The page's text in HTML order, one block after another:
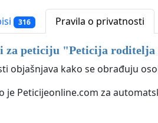
316 Pravila o privatnosti
za peticiju "Peticija roditelja
objašnjava kako se obrađuju
je Peticijeonline.com za